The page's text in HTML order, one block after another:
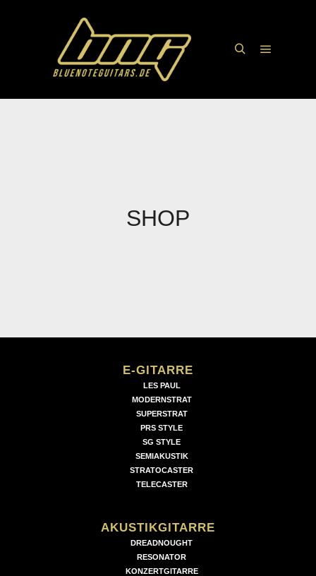
SHOP
E-GITARRE
LES PAUL
MODERNSTRAT
SUPERSTRAT
PRS STYLE
SG STYLE
SEMIAKUSTIK
STRATOCASTER
TELECASTER
AKUSTIKGITARRE
DREADNOUGHT
RESONATOR
KONZERTGITARRE